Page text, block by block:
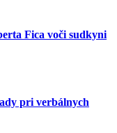
Fica voči sudkyni
pri verbálnych